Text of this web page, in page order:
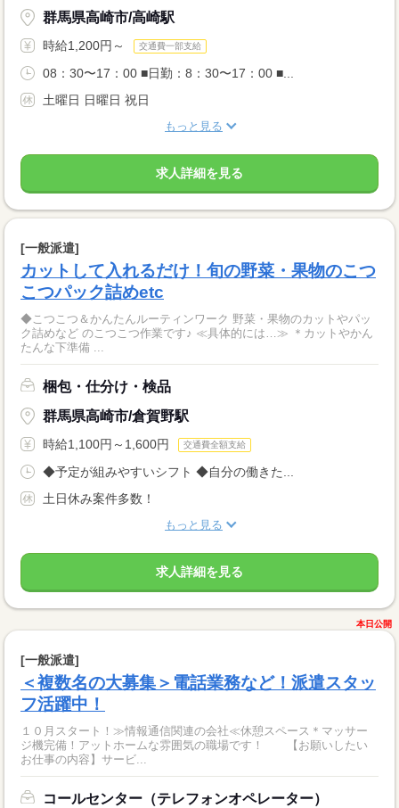
群馬県高崎市/高崎駅
時給1,200円～ 交通費一部支給
08：30〜17：00 ■日勤：8：30〜17：00 ■...
土曜日 日曜日 祝日
もっと見る
求人詳細を見る
[一般派遣]
カットして入れるだけ！旬の野菜・果物のこつ
こつパック詰めetc
◆こつこつ＆かんたんルーティンワーク 野菜・果物のカットやパッ
ク詰めなど のこつこつ作業です♪ ≪具体的には…≫ ＊カットやかん
たんな下準備 ...
梱包・仕分け・検品
群馬県高崎市/倉賀野駅
時給1,100円～1,600円 交通費全額支給
◆予定が組みやすいシフト ◆自分の働きた...
土日休み案件多数！
もっと見る
求人詳細を見る
本日公開
[一般派遣]
＜複数名の大募集＞電話業務など！派遣スタッ
フ活躍中！
１０月スタート！≫情報通信関連の会社≪休憩スペース＊マッサー
ジ機完備！アットホームな雰囲気の職場です！ 【お願いしたい
お仕事の内容】サービ...
コールセンター（テレフォンオペレーター）